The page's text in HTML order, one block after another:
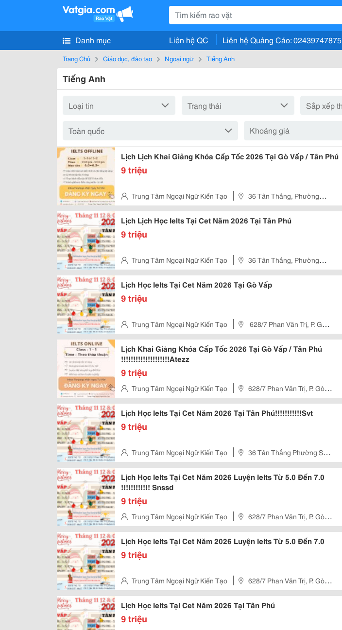
Danh mục Liên hệ QC Liên hệ Quảng Cáo: 02439747875
Trang Chủ Giáo dục, đào tạo Ngoại ngữ Tiếng Anh
Tiếng Anh
Khoảng giá
Lịch Lịch Khai Giảng Khóa Cấp Tốc 2026 Tại Gò Vấp / Tân Phú
9 triệu
Trung Tâm Ngoại Ngữ Kiến Tạo
36 Tân Thắng, Phường
Sơn Kỳ, Quận Tân Phú
Lịch Lịch Học Ielts Tại Cet Năm 2026 Tại Tân Phú
9 triệu
Trung Tâm Ngoại Ngữ Kiến Tạo
36 Tân Thắng, Phường
Sơn Kỳ, Quận Tân Phú
Lịch Học Ielts Tại Cet Năm 2026 Tại Gò Vấp
9 triệu
Trung Tâm Ngoại Ngữ Kiến Tạo
628/7 Phan Văn Trị, P. Gò
Vấp
Lịch Khai Giảng Khóa Cấp Tốc 2026 Tại Gò Vấp / Tân Phú
!!!!!!!!!!!!!!!!!!!!Atezz
9 triệu
Trung Tâm Ngoại Ngữ Kiến Tạo
628/7 Phan Văn Trị, P. Gò
Vấp
Lịch Học Ielts Tại Cet Năm 2026 Tại Tân Phú!!!!!!!!!!!Svt
9 triệu
Trung Tâm Ngoại Ngữ Kiến Tạo
36 Tân Thắng Phường Sơn
Kỳ, Tân Phú
Lịch Học Ielts Tại Cet Năm 2026 Luyện Ielts Từ 5.0 Đến 7.0
!!!!!!!!!!!! Snssd
9 triệu
Trung Tâm Ngoại Ngữ Kiến Tạo
628/7 Phan Văn Trị, P. Gò
Vấp
Lịch Học Ielts Tại Cet Năm 2026 Luyện Ielts Từ 5.0 Đến 7.0
9 triệu
Trung Tâm Ngoại Ngữ Kiến Tạo
628/7 Phan Văn Trị, P. Gò
Vấp
Lịch Học Ielts Tại Cet Năm 2026 Tại Tân Phú
9 triệu